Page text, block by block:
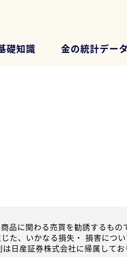
礎知識 金の統計データ
品に関わる売買を勧誘するも
た、いかなる損失・ 損害につ
日産証券株式会社に帰属してお